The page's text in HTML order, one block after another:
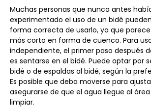
Muchas personas que nunca antes
experimentado el uso de un bidé
forma correcta de usarlo, ya que
más corto en forma de cuenco. Para
independiente, el primer paso después
es sentarse en el bidé. Puede optar por
bidé o de espaldas al bidé, según la
Es posible que deba moverse para
asegurarse de que el agua llegue al
limpiar.